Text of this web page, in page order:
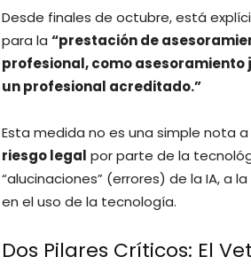
Desde finales de octubre, está
para la “prestación de
profesional, como
un profesional acreditado.”
Esta medida no es una simple nota
riesgo legal por parte de la
“alucinaciones” (errores) de la IA, a
en el uso de la tecnología.
Dos Pilares Críticos: El